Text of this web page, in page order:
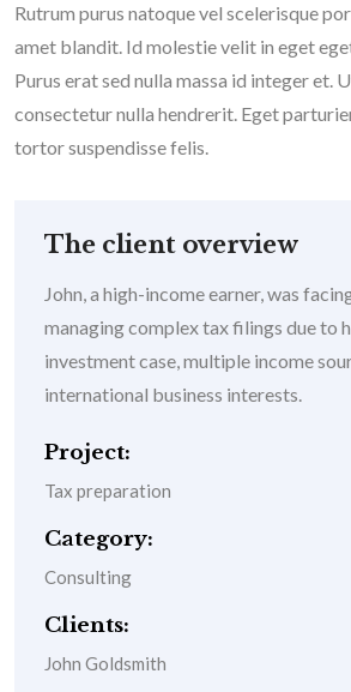
Rutrum purus natoque vel scelerisque
amet blandit. Id molestie velit in eget
Purus erat sed nulla massa id integer et.
consectetur nulla hendrerit. Eget
tortor suspendisse felis.
The client overview
John, a high-income earner, was
managing complex tax filings due to
investment case, multiple income
international business interests.
Project:
Tax preparation
Category:
Consulting
Clients:
John Goldsmith